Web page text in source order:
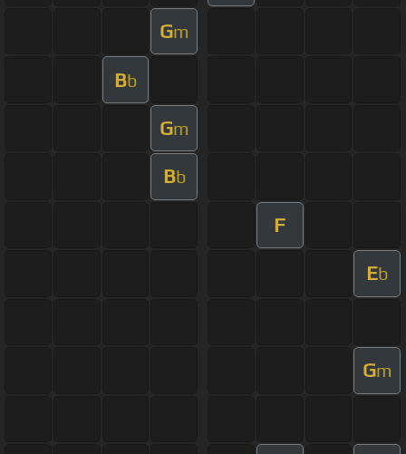
Gm
Bb
Gm
Bb
F
Eb
Gm